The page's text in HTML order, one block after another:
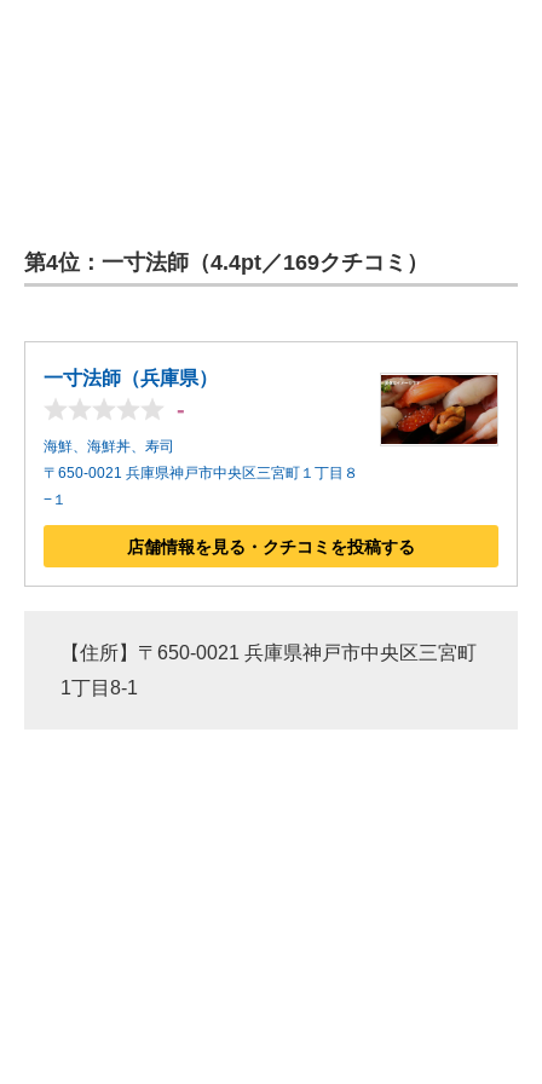
第4位：一寸法師（4.4pt／169クチコミ）
一寸法師（兵庫県）
-
海鮮、海鮮丼、寿司
〒650-0021 兵庫県神戸市中央区三宮町１丁目８
−１
店舗情報を見る・クチコミを投稿する
【住所】〒650-0021 兵庫県神戸市中央区三宮町
1丁目8-1